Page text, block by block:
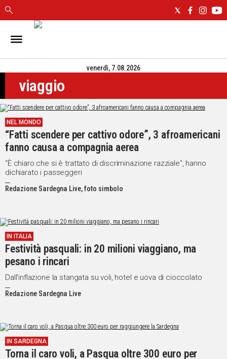
IN
CAGLIARI
SASSARI
NUORO
ORISTANO
SULCIS
GALLURA
OGLIASTRA
MEDIO
CAMPIDANO
POLITICA
IN
ITALIA
NEL
MONDO
VIDEO
venerdì, 7.08.2026
viaggio
NEL MONDO
“Fatti scendere per cattivo odore”, 3 afroamericani
fanno causa a compagnia aerea
“È chiaro che si è trattato di discriminazione razziale”, hanno
dichiarato i passeggeri
Redazione Sardegna Live, foto simbolo
IN ITALIA
Festività pasquali: in 20 milioni viaggiano, ma
pesano i rincari
Dall'inflazione la stangata su voli, hotel e uova di cioccolato
Redazione Sardegna Live
IN SARDEGNA
Torna il caro voli, a Pasqua oltre 300 euro per